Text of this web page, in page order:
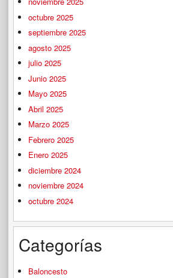
octubre 2025
septiembre 2025
agosto 2025
julio 2025
Junio 2025
Mayo 2025
Abril 2025
Marzo 2025
Febrero 2025
Enero 2025
diciembre 2024
noviembre 2024
octubre 2024
Categorías
Baloncesto